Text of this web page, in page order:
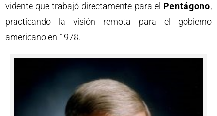
vidente que trabajó directamente para el Pentágono,
practicando la visión remota para el gobierno
americano en 1978.